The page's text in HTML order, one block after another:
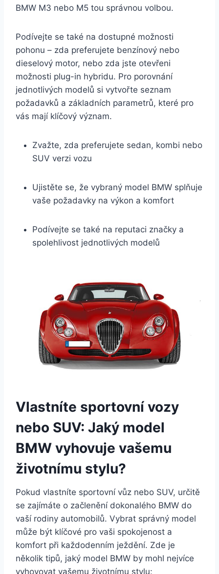
BMW M3 nebo M5 tou správnou volbou.
Podívejte se také na dostupné možnosti
pohonu – zda preferujete benzínový nebo
dieselový motor, nebo zda jste otevřeni
možnosti plug-in hybridu. Pro porovnání
jednotlivých modelů si vytvořte seznam
požadavků a základních parametrů, které pro
vás mají klíčový význam.
Zvažte, zda preferujete sedan, kombi nebo
SUV verzi vozu
Ujistěte se, že vybraný model BMW splňuje
vaše požadavky na výkon a komfort
Podívejte se také na reputaci značky a
spolehlivost jednotlivých modelů
Vlastníte sportovní vozy
nebo SUV: Jaký model
BMW vyhovuje vašemu
životnímu stylu?
Pokud vlastníte sportovní vůz nebo SUV, určitě
se zajímáte o začlenění dokonalého BMW do
vaší rodiny automobilů. Vybrat správný model
může být klíčové pro vaši spokojenost a
komfort při každodenním ježdění. Zde je
několik tipů, jaký model BMW by mohl nejvíce
vyhovovat vašemu životnímu stylu: